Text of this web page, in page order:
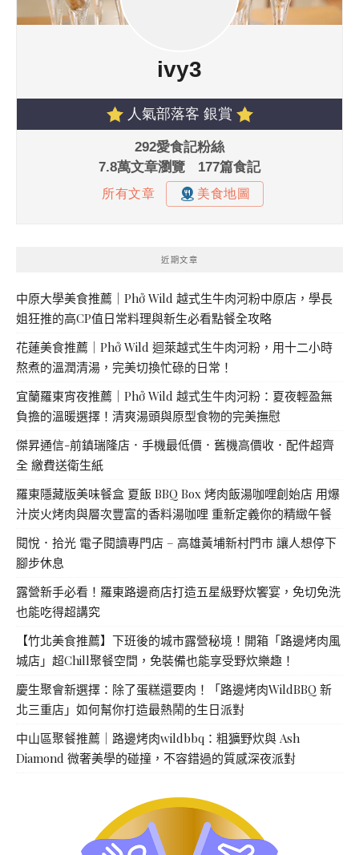
近期文章
中原大學美食推薦｜Phở Wild 越式生牛肉河粉中原店，學長
姐狂推的高CP值日常料理與新生必看點餐全攻略
花蓮美食推薦｜Phở Wild 迴萊越式生牛肉河粉，用十二小時
熬煮的溫潤清湯，完美切換忙碌的日常！
宜蘭羅東宵夜推薦｜Phở Wild 越式生牛肉河粉：夏夜輕盈無
負擔的溫暖選擇！清爽湯頭與原型食物的完美撫慰
傑昇通信-前鎮瑞隆店．手機最低價．舊機高價收．配件超齊
全 繳費送衛生紙
羅東隱藏版美味餐盒 夏飯 BBQ Box 烤肉飯湯咖哩創始店 用爆
汁炭火烤肉與層次豐富的香料湯咖哩 重新定義你的精緻午餐
閱悅．拾光 電子閱讀專門店 – 高雄黃埔新村門市 讓人想停下
腳步休息
露營新手必看！羅東路邊商店打造五星級野炊饗宴，免切免洗
也能吃得超講究
【竹北美食推薦】下班後的城市露營秘境！開箱「路邊烤肉風
城店」超Chill聚餐空間，免裝備也能享受野炊樂趣！
慶生聚會新選擇：除了蛋糕還要肉！「路邊烤肉WildBBQ 新
北三重店」如何幫你打造最熱鬧的生日派對
中山區聚餐推薦｜路邊烤肉wildbbq：粗獷野炊與 Ash
Diamond 微奢美學的碰撞，不容錯過的質感深夜派對